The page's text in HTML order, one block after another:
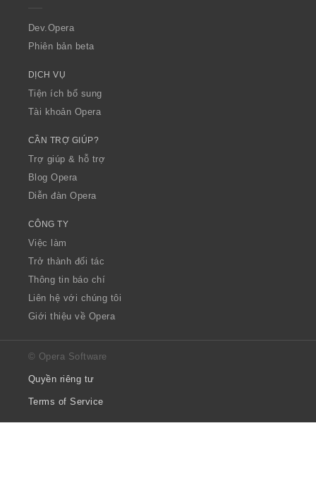
a
Dev.Opera
Phiên bản beta
DỊCH VỤ
Tiện ích bổ sung
Tài khoản Opera
CẦN TRỢ GIÚP?
Trợ giúp & hỗ trợ
Blog Opera
Diễn đàn Opera
CÔNG TY
Việc làm
Trở thành đối tác
Thông tin báo chí
Liên hệ với chúng tôi
Giới thiệu về Opera
© Opera Software
Quyền riêng tư
Terms of Service